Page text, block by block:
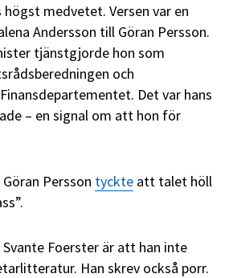
medvetet. Versen var en
Andersson till Göran Persson.
tjänstgjorde hon som
och
Det var hans
– en signal om att hon för
Persson tyckte att talet höll
Svante Foerster är att han inte
Han skrev också porr.